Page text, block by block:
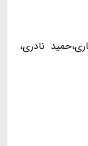
نادری،